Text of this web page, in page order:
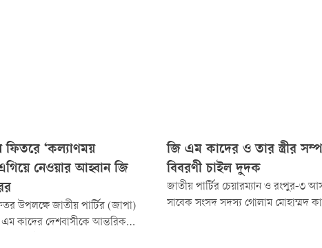
ফিতরে ‘কল্যাণময়
নেওয়ার আহ্বান জি
উপলক্ষে জাতীয় পার্টির (জাপা)
এম কাদের দেশবাসীকে আন্তরিক
জি এম কাদের ও তার স্ত্রীর
বিবরণী চাইল দুদক
জাতীয় পার্টির চেয়ারম্যান ও রংপুর-৩
সাবেক সংসদ সদস্য গোলাম মোহাম্মদ